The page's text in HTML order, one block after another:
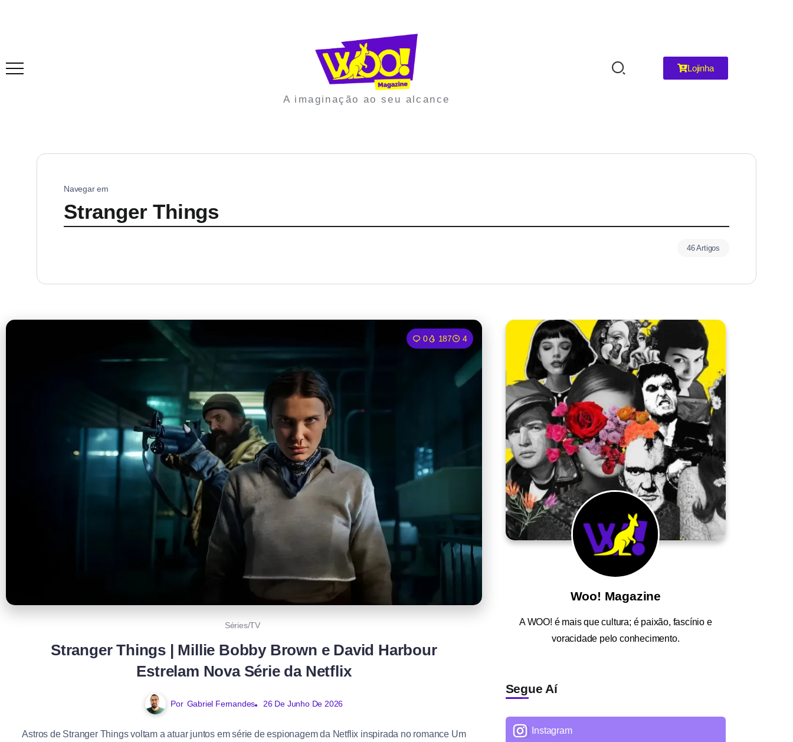
A imaginação ao seu alcance
Lojinha
Navegar em
Stranger Things
46 Artigos
0 187 4
Séries/TV
Stranger Things | Millie Bobby Brown e David Harbour
Estrelam Nova Série da Netflix
Por Gabriel Fernandes 26 De Junho De 2026
Astros de Stranger Things voltam a atuar juntos em série de espionagem da Netflix inspirada no romance Um
Woo! Magazine
AWOO! é mais que cultura; é paixão, fascínio e
voracidade pelo conhecimento.
Segue Aí
Instagram